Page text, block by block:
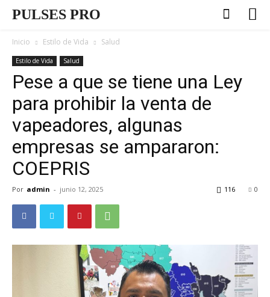
PULSES PRO
Inicio Estilo de Vida Salud
Estilo de Vida Salud
Pese a que se tiene una Ley
para prohibir la venta de
vapeadores, algunas
empresas se ampararon:
COEPRIS
Por admin - junio 12, 2025 0
116